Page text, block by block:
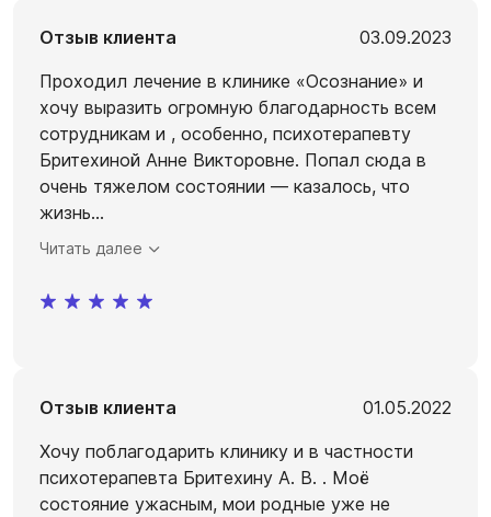
Отзыв клиента
03.09.2023
Проходил лечение в клинике «Осознание» и
хочу выразить огромную благодарность всем
сотрудникам и , особенно, психотерапевту
Бритехиной Анне Викторовне. Попал сюда в
очень тяжелом состоянии — казалось, что
жизнь...
Читать далее
Отзыв клиента
01.05.2022
Хочу поблагодарить клинику и в частности
психотерапевта Бритехину А. В. . Моё
состояние ужасным, мои родные уже не